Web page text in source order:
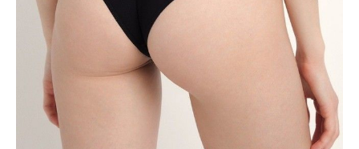
Ilość:
DODAJ DO KOSZYKA
Jak złożyć zamówienie
POWIADOM MNIE O DOSTĘPNOŚCI
ПОЛУЧИТЬ ПО EMAIL